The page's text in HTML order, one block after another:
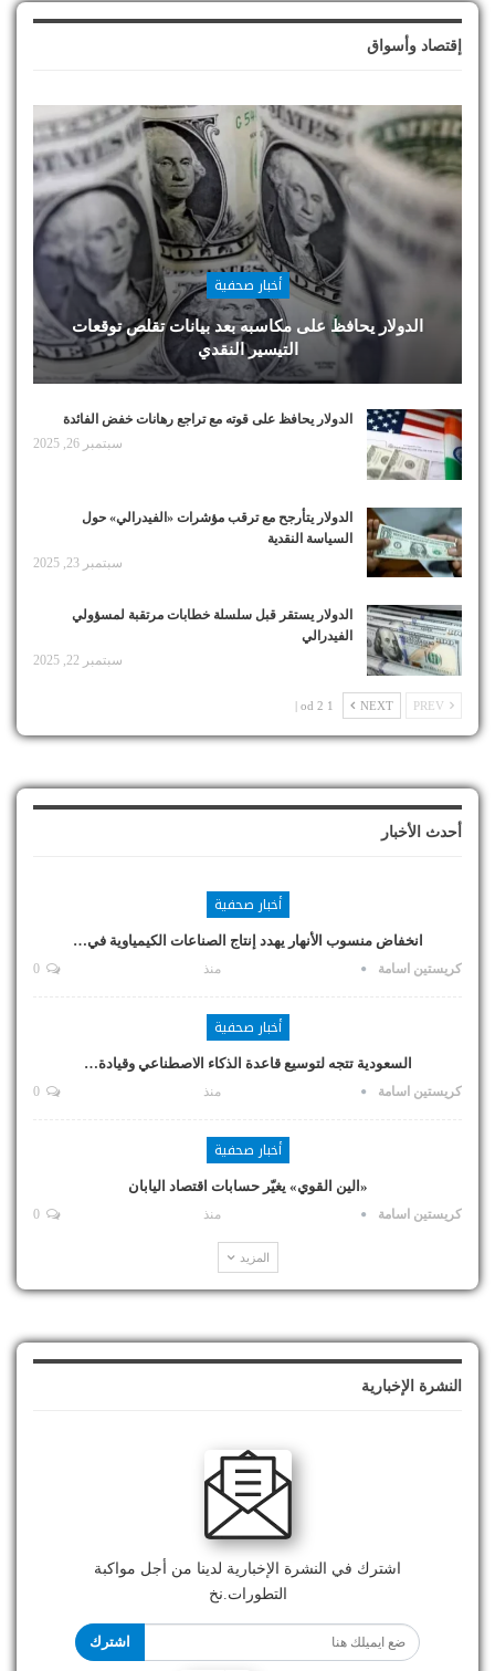
إقتصاد وأسواق
أخبار صحفية
الدولار يحافظ على مكاسبه بعد بيانات تقلص توقعات
التيسير النقدي
الدولار يحافظ على قوته مع تراجع رهانات خفض الفائدة
سبتمبر 26, 2025
الدولار يتأرجح مع ترقب مؤشرات «الفيدرالي» حول
السياسة النقدية
سبتمبر 23, 2025
الدولار يستقر قبل سلسلة خطابات مرتقبة لمسؤولي
الفيدرالي
سبتمبر 22, 2025
NEXT
1 od 2 |
أحدث الأخبار
أخبار صحفية
انخفاض منسوب الأنهار يهدد إنتاج الصناعات الكيمياوية في…
كريستين اسامة منذ
أخبار صحفية
السعودية تتجه لتوسيع قاعدة الذكاء الاصطناعي وقيادة…
كريستين اسامة منذ
أخبار صحفية
«الين القوي» يغيّر حسابات اقتصاد اليابان
كريستين اسامة منذ
المزيد
النشرة الإخبارية
اشترك في النشرة الإخبارية لدينا من أجل مواكبة
التطورات.نخ
اشترك